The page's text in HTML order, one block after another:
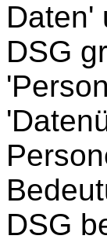
Daten'
DSG
DSG